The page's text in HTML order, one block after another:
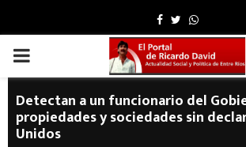
Facebook
TwitterWhatsapp
PRIMARY
MENU
Detectan a un funcionario del
propiedades y sociedades sin
Unidos